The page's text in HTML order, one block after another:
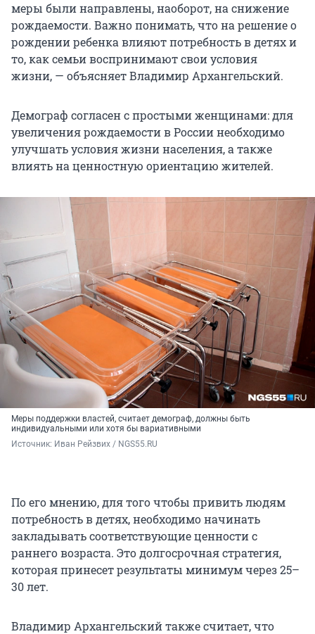
меры были направлены, наоборот, на снижение
рождаемости. Важно понимать, что на решение о
рождении ребенка влияют потребность в детях и
то, как семьи воспринимают свои условия
жизни, — объясняет Владимир Архангельский.
Демограф согласен с простыми женщинами: для
увеличения рождаемости в России необходимо
улучшать условия жизни населения, а также
влиять на ценностную ориентацию жителей.
Меры поддержки властей, считает демограф, должны быть
индивидуальными или хотя бы вариативными
Источник: Иван Рейзвих / NGS55.RU
По его мнению, для того чтобы привить людям
потребность в детях, необходимо начинать
закладывать соответствующие ценности с
раннего возраста. Это долгосрочная стратегия,
которая принесет результаты минимум через 25–
30 лет.
Владимир Архангельский также считает, что